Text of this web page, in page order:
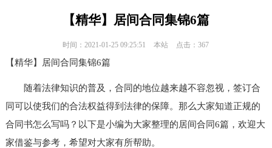
【精华】居间合同集锦6篇
时间：2021-01-25 09:25:51 本站 点击：367
【精华】居间合同集锦6篇
随着法律知识的普及，合同的地位越来越不容忽视，签订合
同可以使我们的合法权益得到法律的保障。那么大家知道正规的
合同书怎么写吗？以下是小编为大家整理的居间合同6篇，欢迎大
家借鉴与参考，希望对大家有所帮助。